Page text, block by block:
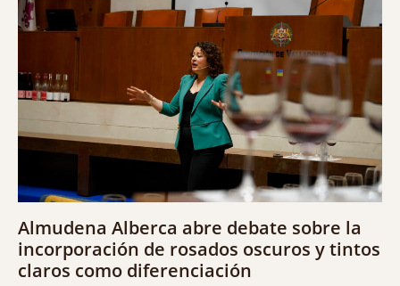
Almudena Alberca abre debate sobre la
incorporación de rosados oscuros y tintos
claros como diferenciación